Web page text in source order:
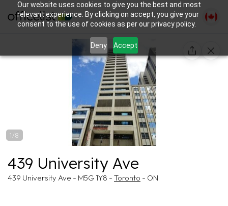
Our website uses cookies to give you the best and most
relevant experience. By clicking on accept, you give your
consent to the use of cookies as per our privacy policy.
Deny Accept
1/8
439 University Ave
439 University Ave - M5G 1Y8 - Toronto - ON